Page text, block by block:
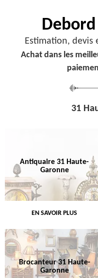
Debord
Estimation, devis
Achat dans les
31
Antiquaire 31 Haute-
Garonne
EN SAVOIR PLUS
Brocanteur 31 Haute-
Garonne